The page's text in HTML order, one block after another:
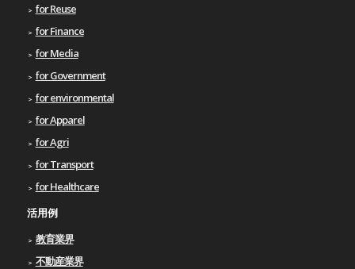
for Reuse
for Finance
for Media
for Government
for environmental
for Apparel
for Agri
for Transport
for Healthcare
活用例
教育業界
不動産業界